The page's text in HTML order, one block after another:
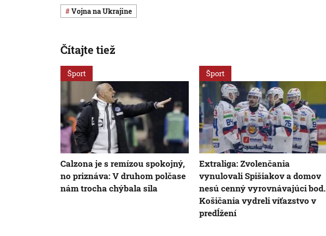
vojna na Ukrajine
Čítajte tiež
Šport
Calzona je s remízou spokojný,
no priznáva: V druhom polčase
nám trocha chýbala sila
Šport
Extraliga: Zvolenčania
vynulovali Spišiakov a domov
nesú cenný vyrovnávajúci bod.
Košičania vydreli víťazstvo v
predĺžení